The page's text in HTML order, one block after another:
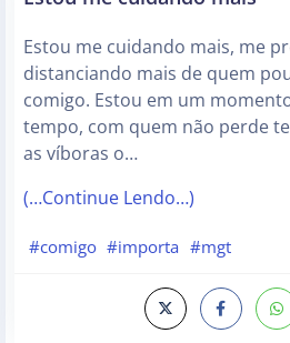
Estou me cuidando mais, me
distanciando mais de quem
comigo. Estou em um
tempo, com quem não perde
as víboras o…
(…Continue Lendo…)
#comigo #importa #mgt